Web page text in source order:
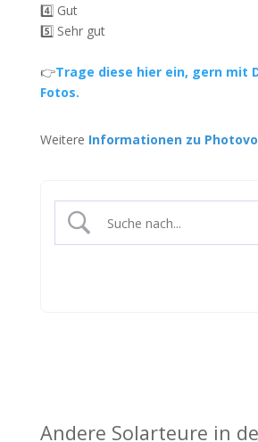
4️⃣ Gut
5️⃣ Sehr gut
👉Trage diese hier ein, gern mit
Fotos.
Weitere Informationen zu
Andere Solarteure in